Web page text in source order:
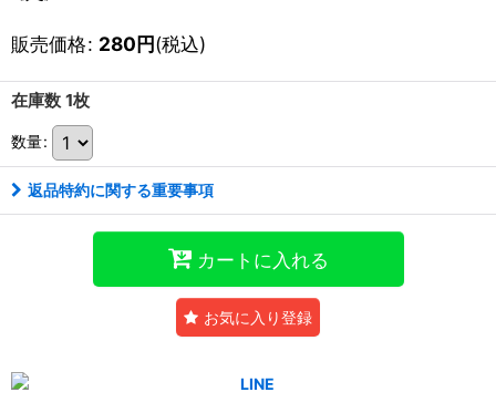
販売価格: 280円(税込)
在庫数 1枚
数量:
返品特約に関する重要事項
カートに入れる
お気に入り登録